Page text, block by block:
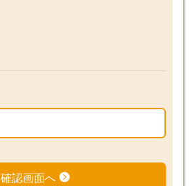
確認画面へ